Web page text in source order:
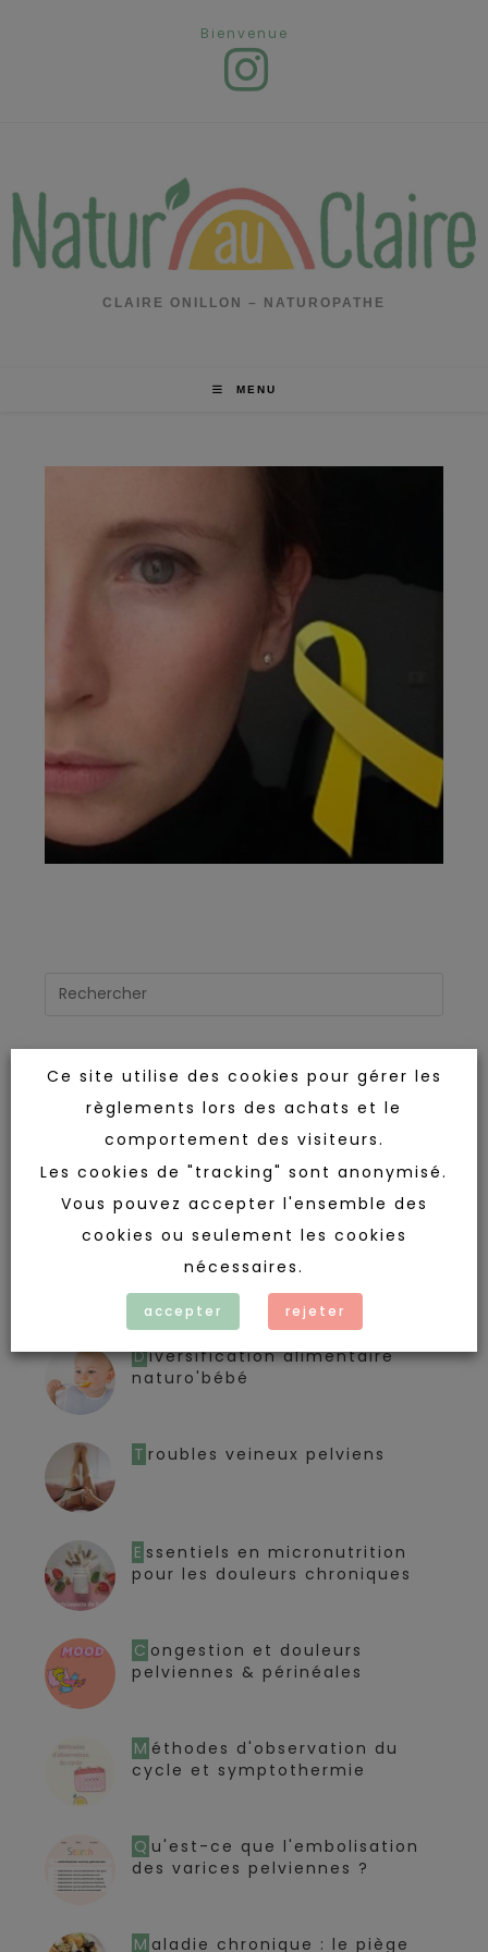
Bienvenue
CLAIRE ONILLON – NATUROPATHE
MENU
dernières publications
patient – ETP
de santé (semaine 1)
Diversification alimentaire
naturo'bébé
Troubles veineux pelviens
Essentiels en micronutrition
pour les douleurs chroniques
Congestion et douleurs
pelviennes & périnéales
Méthodes d'observation du
cycle et symptothermie
Qu'est-ce que l'embolisation
des varices pelviennes ?
Maladie chronique : le piège
Ce site utilise des cookies pour gérer les
règlements lors des achats et le
comportement des visiteurs.
Les cookies de "tracking" sont anonymisé.
Vous pouvez accepter l'ensemble des
cookies ou seulement les cookies
nécessaires.
accepter rejeter